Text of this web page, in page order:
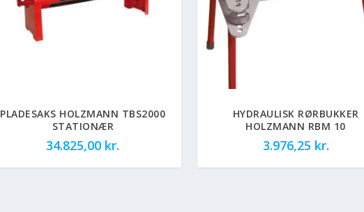
PLADESAKS HOLZMANN TBS2000
STATIONÆR
34.825,00 kr.
HYDRAULISK RØRBUKKER
HOLZMANN RBM 10
3.976,25 kr.